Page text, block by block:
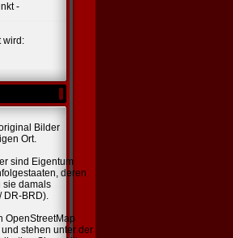
-
wird:
Bilder
Ort.
sind Eigentum
deren
sie damals
DR-BRD).
OpenStreetMap
stehen unter der